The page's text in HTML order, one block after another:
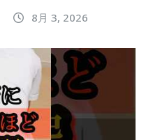
8月 3, 2026